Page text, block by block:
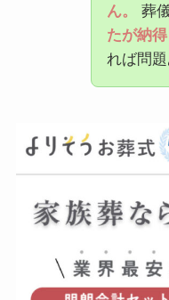
ん。
葬
たが納
れば問題